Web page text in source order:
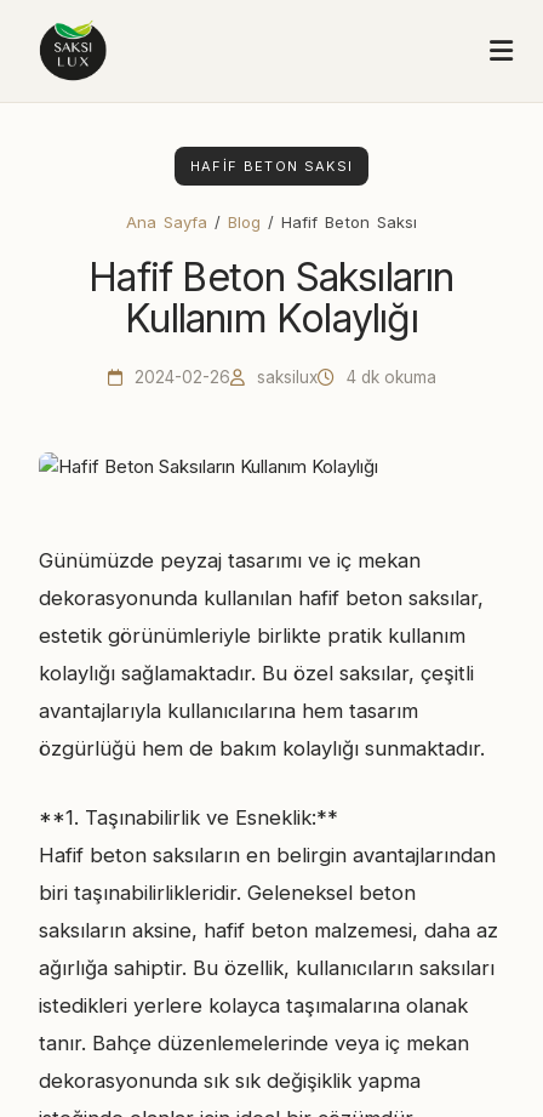
HAFIF BETON SAKSI
Ana Sayfa / Blog / Hafif Beton Saksı
Hafif Beton Saksıların
Kullanım Kolaylığı
2024-02-26 saksilux 4 dk okuma
Günümüzde peyzaj tasarımı ve iç mekan
dekorasyonunda kullanılan hafif beton saksılar,
estetik görünümleriyle birlikte pratik kullanım
kolaylığı sağlamaktadır. Bu özel saksılar, çeşitli
avantajlarıyla kullanıcılarına hem tasarım
özgürlüğü hem de bakım kolaylığı sunmaktadır.
**1. Taşınabilirlik ve Esneklik:**
Hafif beton saksıların en belirgin avantajlarından
biri taşınabilirlikleridir. Geleneksel beton
saksıların aksine, hafif beton malzemesi, daha az
ağırlığa sahiptir. Bu özellik, kullanıcıların saksıları
istedikleri yerlere kolayca taşımalarına olanak
tanır. Bahçe düzenlemelerinde veya iç mekan
dekorasyonunda sık sık değişiklik yapma